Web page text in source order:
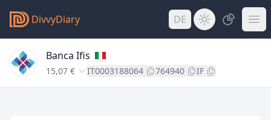
DivvyDiary DE
Banca Ifis
15,07 € IT0003188064 764940 IF